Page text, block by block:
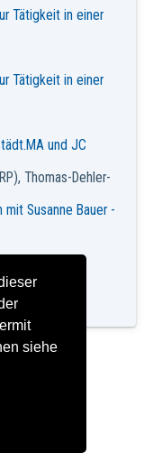
siehe
Tätigkeit in einer
Tätigkeit in einer
und JC
Thomas-Dehler-
Susanne Bauer -
und JC
Sozialreferat,